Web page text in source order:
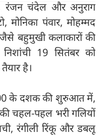
रंजन चंदेल और अनुराग
मोनिका पंवार, मोहम्मद
बहुमुखी कलाकारों की
19 सितंबर को
है।
के दशक की शुरुआत में,
चहल-पहल भरी गलियों
रंगीली रिंकू और डबलू